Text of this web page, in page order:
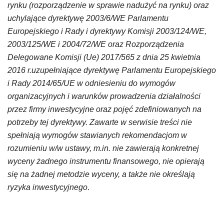
rynku (rozporządzenie w sprawie nadużyć na rynku) oraz
uchylające dyrektywę 2003/6/WE Parlamentu
Europejskiego i Rady i dyrektywy Komisji 2003/124/WE,
2003/125/WE i 2004/72/WE oraz Rozporządzenia
Delegowane Komisji (Ue) 2017/565 z dnia 25 kwietnia
2016 r.uzupełniające dyrektywę Parlamentu Europejskiego
i Rady 2014/65/UE w odniesieniu do wymogów
organizacyjnych i warunków prowadzenia działalności
przez firmy inwestycyjne oraz pojęć zdefiniowanych na
potrzeby tej dyrektywy. Zawarte w serwisie treści nie
spełniają wymogów stawianych rekomendacjom w
rozumieniu w/w ustawy, m.in. nie zawierają konkretnej
wyceny żadnego instrumentu finansowego, nie opierają
się na żadnej metodzie wyceny, a także nie określają
ryzyka inwestycyjnego.